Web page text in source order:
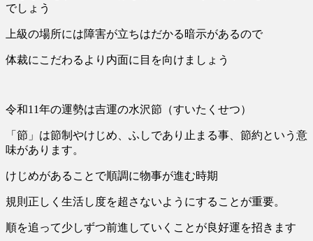
でしょう
上級の場所には障害が立ちはだかる暗示があるので
体裁にこだわるより内面に目を向けましょう
令和11年の運勢は吉運の水沢節（すいたくせつ）
「節」は節制やけじめ、ふしであり止まる事、節約という意
味があります。
けじめがあることで順調に物事が進む時期
規則正しく生活し度を超さないようにすることが重要。
順を追って少しずつ前進していくことが良好運を招きます